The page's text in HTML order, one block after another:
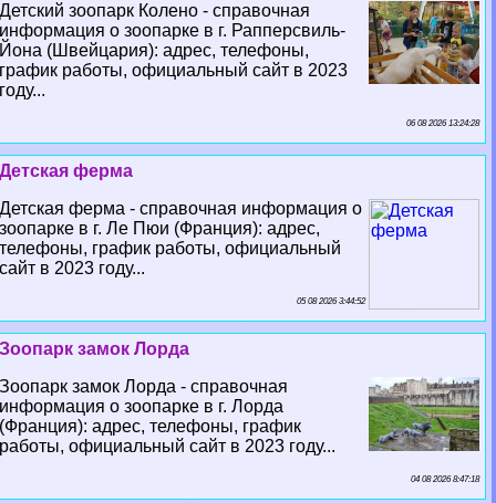
Детский зоопарк Колено - справочная
информация о зоопарке в г. Рапперсвиль-
Йона (Швейцария): адрес, телефоны,
график работы, официальный сайт в 2023
году...
06 08 2026 13:24:28
Детская ферма
Детская ферма - справочная информация о
зоопарке в г. Ле Пюи (Франция): адрес,
телефоны, график работы, официальный
сайт в 2023 году...
05 08 2026 3:44:52
Зоопарк замок Лорда
Зоопарк замок Лорда - справочная
информация о зоопарке в г. Лорда
(Франция): адрес, телефоны, график
работы, официальный сайт в 2023 году...
04 08 2026 8:47:18